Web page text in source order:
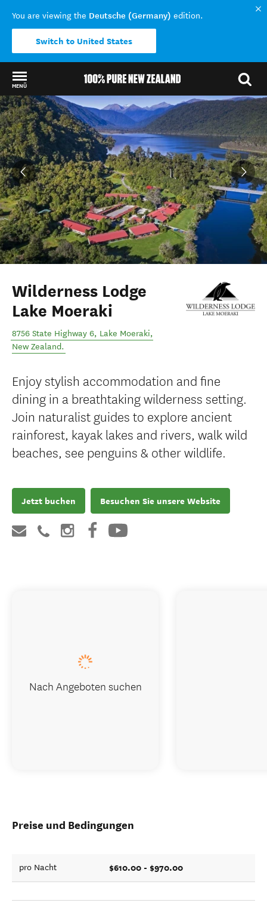
You are viewing the Deutsche (Germany) edition.
Switch to United States
MENÜ
Back to my results
Wilderness Lodge
Lake Moeraki
8756 State Highway 6, Lake Moeraki,
New Zealand.
Enjoy stylish accommodation and fine
dining in a breathtaking wilderness setting.
Join naturalist guides to explore ancient
rainforest, kayak lakes and rivers, walk wild
beaches, see penguins & other wildlife.
Jetzt buchen Besuchen Sie unsere Website
Preise und Bedingungen
pro Nacht $610.00 - $970.00
Nach Angeboten suchen